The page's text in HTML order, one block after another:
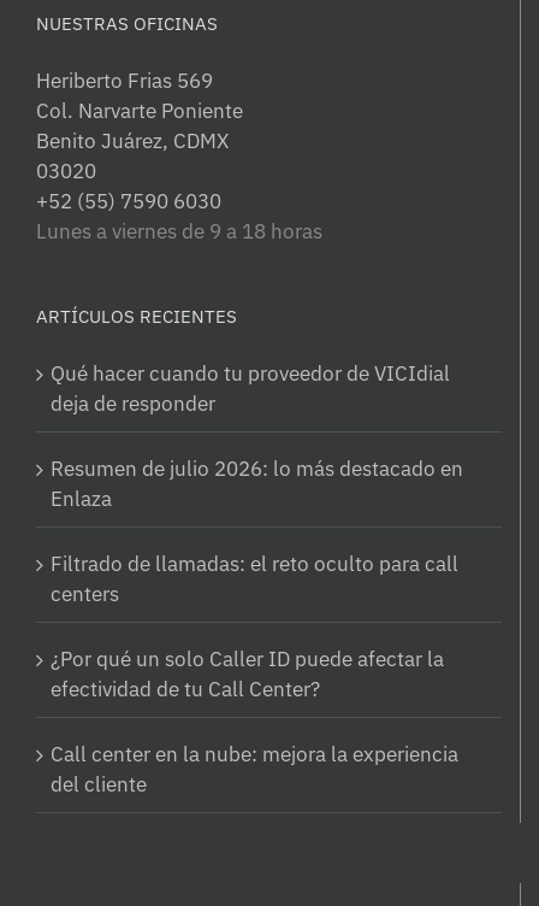
NUESTRAS OFICINAS
Heriberto Frias 569
Col. Narvarte Poniente
Benito Juárez, CDMX
03020
+52 (55) 7590 6030
Lunes a viernes de 9 a 18 horas
ARTÍCULOS RECIENTES
Qué hacer cuando tu proveedor de VICIdial
deja de responder
Resumen de julio 2026: lo más destacado en
Enlaza
Filtrado de llamadas: el reto oculto para call
centers
¿Por qué un solo Caller ID puede afectar la
efectividad de tu Call Center?
Call center en la nube: mejora la experiencia
del cliente